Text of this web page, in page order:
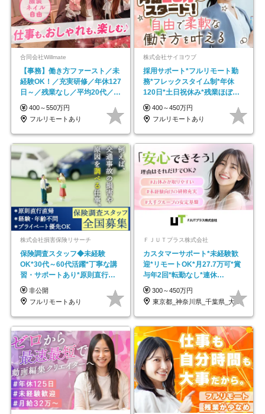
合同会社Willmate
【事務】働き方ファースト／未
経験OK！／充実研修／年休127
日～／残業なし／平均20代／リ
モートOK
400～550万円
フルリモートあり
株式会社サイヨウブ
採用サポート*フルリモート勤
務*フレックスタイム制*年休
120日*土日祝休み*残業ほぼな
し*育児中社員8割以上
400～450万円
フルリモートあり
株式会社損害保険リサーチ
保険調査スタッフ◆未経験
OK*30代～60代活躍*丁寧な講
習・サポートあり*原則直行直
帰／全国募集・業務委託
非公開
フルリモートあり
ＦＪＵＴプラス株式会社
カスタマーサポート*未経験歓
迎*リモートOK*月27.7万可*賞
与年2回*転勤なし*連休
OK/ZE010232
300～450万円
東京都_神奈川県_千葉県_大阪府_愛知県…